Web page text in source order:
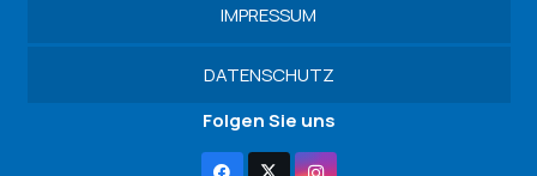
IMPRESSUM
DATENSCHUTZ
Folgen Sie uns